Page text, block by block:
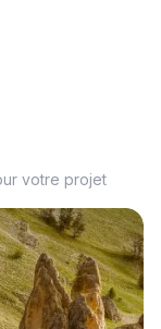
votre projet